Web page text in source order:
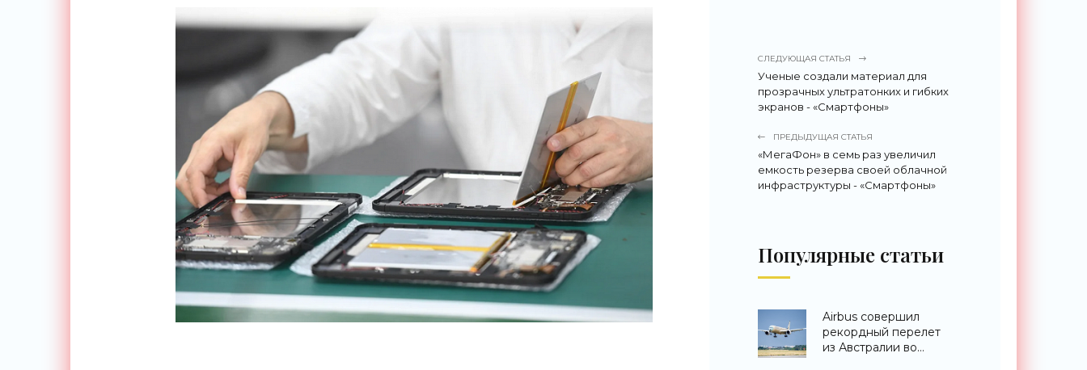
СЛЕДУЮЩАЯ СТАТЬЯ
Ученые создали материал для
прозрачных ультратонких и гибких
экранов - «Смартфоны»
ПРЕДЫДУЩАЯ СТАТЬЯ
«МегаФон» в семь раз увеличил
емкость резерва своей облачной
инфраструктуры - «Смартфоны»
Популярные статьи
Airbus совершил
рекордный перелет
из Австралии во